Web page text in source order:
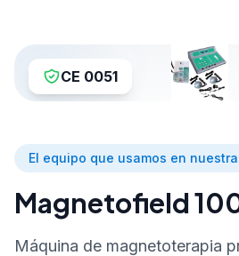
CE 0051
El equipo que usamos en
Magnetofield
Máquina de magnetoterapia